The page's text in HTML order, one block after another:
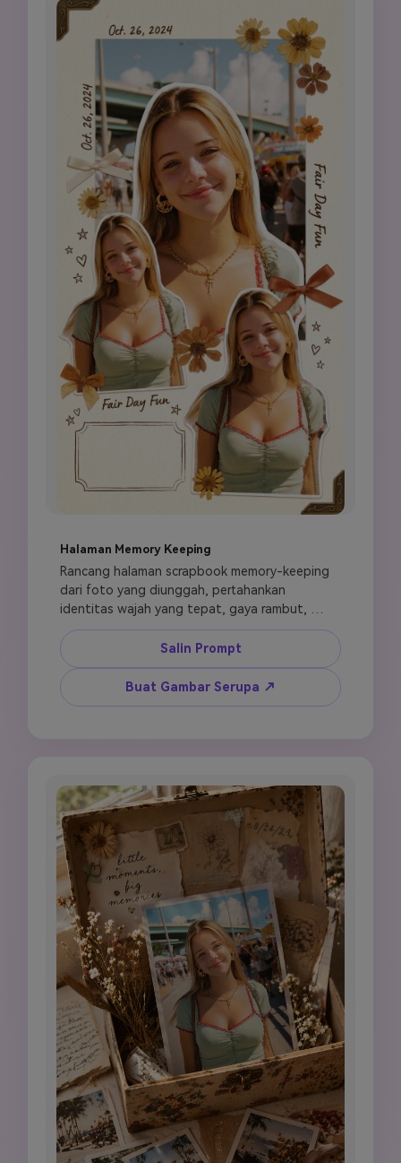
Terapkan pencahayaan emas lembut, tone
warna peach dan beige hangat, grain film
halus, dan atmosfer nostalgia dreamy. Vertikal
9:16, estetika editorial inspirasi Pinterest.
Halaman Memory Keeping
Rancang halaman scrapbook memory-keeping
dari foto yang diunggah, pertahankan
identitas wajah yang tepat, gaya rambut,
warna kulit, ekspresi, dan aksesori. Buat tata
letak scrapbook buatan tangan dengan 3
hingga 5 potongan foto berlapis yang disusun
asimetris. Gunakan kertas bertekstur berwarna
krem sebagai dasar, tambahkan elemen bunga
amber hangat, cahaya glow soft focus, grain
film ringan, dan suasana nostalgia yang
nyaman. Sertakan ruang journaling kosong
untuk teks gaya tulisan tangan. Vertikal 9:16,
nuansa analog hangat.
Salin Prompt
Buat Gambar Serupa ↗